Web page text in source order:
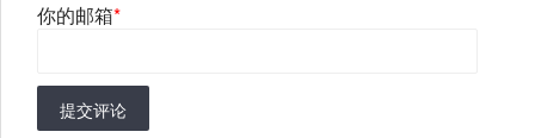
你的邮箱*
提交评论